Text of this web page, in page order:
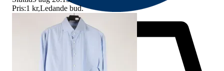
Pris:1 kr,Ledande bud.